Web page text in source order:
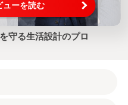
ューを読む
守る生活設計のプロ